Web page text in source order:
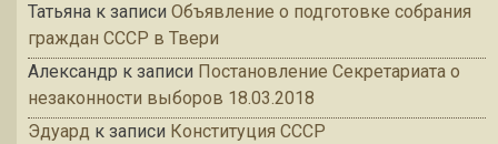
Татьяна к записи Объявление о подготовке собрания
граждан СССР в Твери
Александр к записи Постановление Секретариата о
незаконности выборов 18.03.2018
Эдуард к записи Конституция СССР